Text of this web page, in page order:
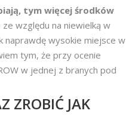
tym więcej środków
względu na niewielką w
naprawdę wysokie miejsce w
tym, że przy ocenie
w jednej z branych pod
ZROBIĆ JAK